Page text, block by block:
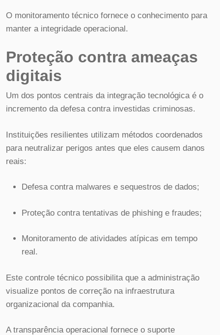
O monitoramento técnico fornece o conhecimento para
manter a integridade operacional.
Proteção contra ameaças
digitais
Um dos pontos centrais da integração tecnológica é o
incremento da defesa contra investidas criminosas.
Instituições resilientes utilizam métodos coordenados
para neutralizar perigos antes que eles causem danos
reais:
Defesa contra malwares e sequestros de dados;
Proteção contra tentativas de phishing e fraudes;
Monitoramento de atividades atípicas em tempo
real.
Este controle técnico possibilita que a administração
visualize pontos de correção na infraestrutura
organizacional da companhia.
A transparência operacional fornece o suporte